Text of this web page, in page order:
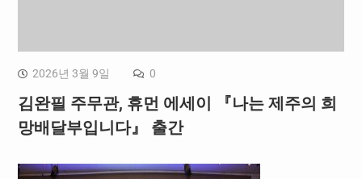
2026년 3월 9일 0
김완필 주무관, 휴먼 에세이 『나는 제주의 희
망배달부입니다』 출간